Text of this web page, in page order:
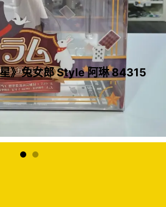
》兔女郎 Style 阿琳 84315